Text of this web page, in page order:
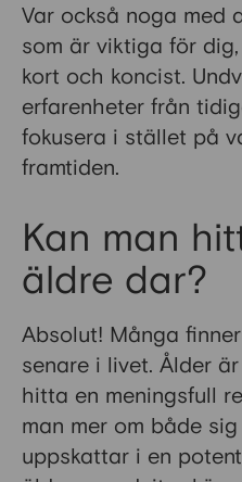
Var också noga med
som är viktiga för
kort och koncist.
erfarenheter från
fokusera i stället på
framtiden.
Kan man
äldre dar?
Absolut! Många
senare i livet. Ålder
hitta en meningsfull
man mer om både
uppskattar i en